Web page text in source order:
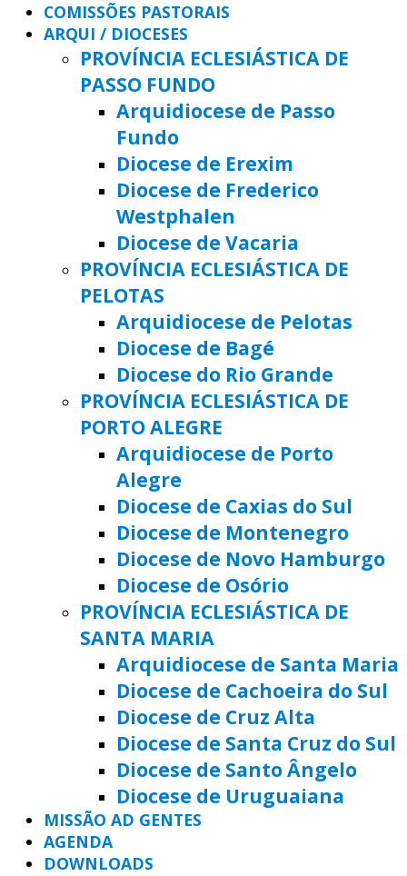
COMISSÕES PASTORAIS
ARQUI / DIOCESES
PROVÍNCIA ECLESIÁSTICA DE
PASSO FUNDO
Arquidiocese de Passo
Fundo
Diocese de Erexim
Diocese de Frederico
Westphalen
Diocese de Vacaria
PROVÍNCIA ECLESIÁSTICA DE
PELOTAS
Arquidiocese de Pelotas
Diocese de Bagé
Diocese do Rio Grande
PROVÍNCIA ECLESIÁSTICA DE
PORTO ALEGRE
Arquidiocese de Porto
Alegre
Diocese de Caxias do Sul
Diocese de Montenegro
Diocese de Novo Hamburgo
Diocese de Osório
PROVÍNCIA ECLESIÁSTICA DE
SANTA MARIA
Arquidiocese de Santa Maria
Diocese de Cachoeira do Sul
Diocese de Cruz Alta
Diocese de Santa Cruz do Sul
Diocese de Santo Ângelo
Diocese de Uruguaiana
MISSÃO AD GENTES
AGENDA
DOWNLOADS